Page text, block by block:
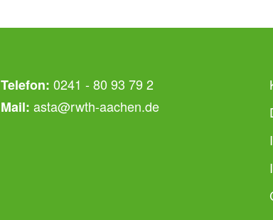
Telefon: 0241 - 80 93 79 2
Mail: asta@rwth-aachen.de